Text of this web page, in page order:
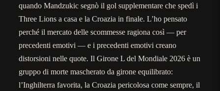
quando Mandzukic segnò il gol supplementare che spedì i
Three Lions a casa e la Croazia in finale. L’ho pensato
perché il mercato delle scommesse ragiona così — per
precedenti emotivi — e i precedenti emotivi creano
distorsioni nelle quote. Il Girone L del Mondiale 2026 è un
gruppo di morte mascherato da girone equilibrato:
l’Inghilterra favorita, la Croazia pericolosa come sempre, il